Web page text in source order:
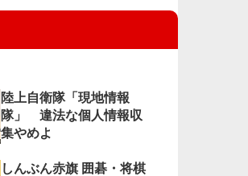
陸上自衛隊「現地情報
隊」 違法な個人情報収
集やめよ
しんぶん赤旗 囲碁・将棋